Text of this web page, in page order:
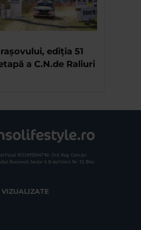
ediția 51
a C.N.de Raliuri
Fiscal: RO14950647 Nr. Ord. Reg. Com./an:
Bucuresti, Sector 4, B-dul Unirii, Nr. 15, Bloc
VIZUALIZATE